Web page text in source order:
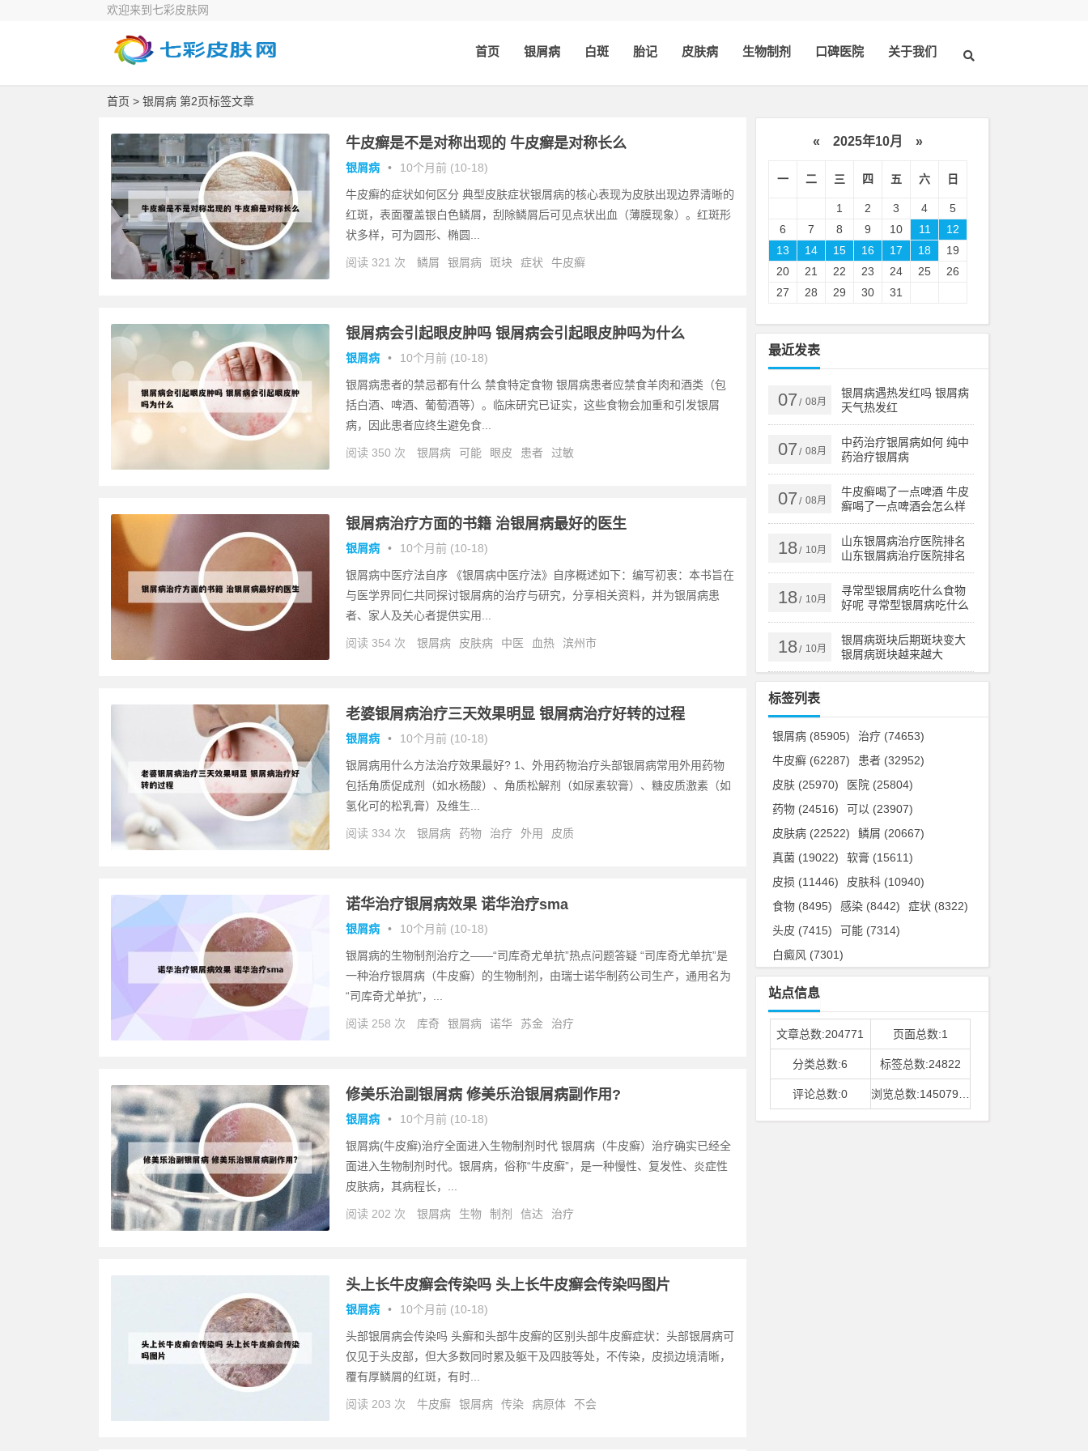
欢迎来到七彩皮肤网
首页 银屑病 白斑 胎记 皮肤病 生物制剂 口碑医院 关于我们
首页 > 银屑病 第2页标签文章
牛皮癣是不是对称出现的 牛皮癣是对称长么
银屑病 • 10个月前 (10-18)
牛皮癣的症状如何区分 典型皮肤症状银屑病的核心表现为皮肤出现边界清晰的
红斑，表面覆盖银白色鳞屑，刮除鳞屑后可见点状出血（薄膜现象）。红斑形
状多样，可为圆形、椭圆...
阅读 321 次 鳞屑 银屑病 斑块 症状 牛皮癣
银屑病会引起眼皮肿吗 银屑病会引起眼皮肿吗为什么
银屑病 • 10个月前 (10-18)
银屑病患者的禁忌都有什么 禁食特定食物 银屑病患者应禁食羊肉和酒类（包
括白酒、啤酒、葡萄酒等）。临床研究已证实，这些食物会加重和引发银屑
病，因此患者应终生避免食...
阅读 350 次 银屑病 可能 眼皮 患者 过敏
银屑病治疗方面的书籍 治银屑病最好的医生
银屑病 • 10个月前 (10-18)
银屑病中医疗法自序 《银屑病中医疗法》自序概述如下：编写初衷：本书旨在
与医学界同仁共同探讨银屑病的治疗与研究，分享相关资料，并为银屑病患
者、家人及关心者提供实用...
阅读 354 次 银屑病 皮肤病 中医 血热 滨州市
老婆银屑病治疗三天效果明显 银屑病治疗好转的过程
银屑病 • 10个月前 (10-18)
银屑病用什么方法治疗效果最好? 1、外用药物治疗头部银屑病常用外用药物
包括角质促成剂（如水杨酸）、角质松解剂（如尿素软膏）、糖皮质激素（如
氢化可的松乳膏）及维生...
阅读 334 次 银屑病 药物 治疗 外用 皮质
诺华治疗银屑病效果 诺华治疗sma
银屑病 • 10个月前 (10-18)
银屑病的生物制剂治疗之——“司库奇尤单抗”热点问题答疑 “司库奇尤单抗”是
一种治疗银屑病（牛皮癣）的生物制剂，由瑞士诺华制药公司生产，通用名为
“司库奇尤单抗”，...
阅读 258 次 库奇 银屑病 诺华 苏金 治疗
修美乐治副银屑病 修美乐治银屑病副作用?
银屑病 • 10个月前 (10-18)
银屑病(牛皮癣)治疗全面进入生物制剂时代 银屑病（牛皮癣）治疗确实已经全
面进入生物制剂时代。银屑病，俗称“牛皮癣”，是一种慢性、复发性、炎症性
皮肤病，其病程长，...
阅读 202 次 银屑病 生物 制剂 信达 治疗
头上长牛皮癣会传染吗 头上长牛皮癣会传染吗图片
银屑病 • 10个月前 (10-18)
头部银屑病会传染吗 头癣和头部牛皮癣的区别头部牛皮癣症状：头部银屑病可
仅见于头皮部，但大多数同时累及躯干及四肢等处，不传染，皮损边境清晰，
覆有厚鳞屑的红斑，有时...
阅读 203 次 牛皮癣 银屑病 传染 病原体 不会
« 2025年10月 »
一 二 三 四 五 六 日
1 2 3 4
5
6
7 8 9 10 11
12
13
14 15 16 17 18
19
20
21 22 23 24 25
26
27
28 29 30 31
最近发表
07 / 08月
银屑病遇热发红吗 银屑病
天气热发红
07 / 08月
中药治疗银屑病如何 纯中
药治疗银屑病
07 / 08月
牛皮癣喝了一点啤酒 牛皮
癣喝了一点啤酒会怎么样
18/ 10月
山东银屑病治疗医院排名
山东银屑病治疗医院排名
榜
18/ 10月
寻常型银屑病吃什么食物
好呢 寻常型银屑病吃什么
药效果好
18/ 10月
银屑病斑块后期斑块变大
银屑病斑块越来越大
标签列表
银屑病 (85905) 治疗 (74653)
牛皮癣 (62287) 患者 (32952)
皮肤 (25970) 医院 (25804)
药物 (24516) 可以 (23907)
皮肤病 (22522) 鳞屑 (20667)
真菌 (19022) 软膏 (15611)
皮损 (11446) 皮肤科 (10940)
食物 (8495) 感染 (8442) 症状 (8322)
头皮 (7415) 可能 (7314)
白癜风 (7301)
站点信息
文章总数:204771 页面总数:1
分类总数:6 标签总数:24822
评论总数:0